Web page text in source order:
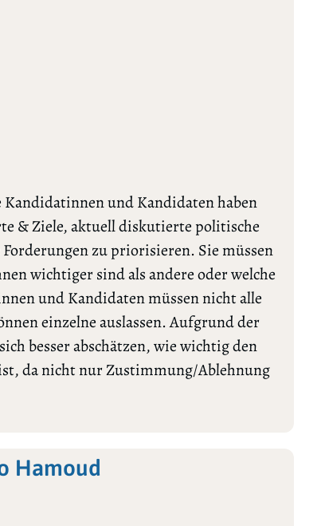
Kandidatinnen und Kandidaten haben
& Ziele, aktuell diskutierte politische
zu priorisieren. Sie müssen
wichtiger sind als andere oder welche
und Kandidaten müssen nicht alle
einzelne auslassen. Aufgrund der
besser abschätzen, wie wichtig den
da nicht nur Zustimmung/Ablehnung
Hamoud